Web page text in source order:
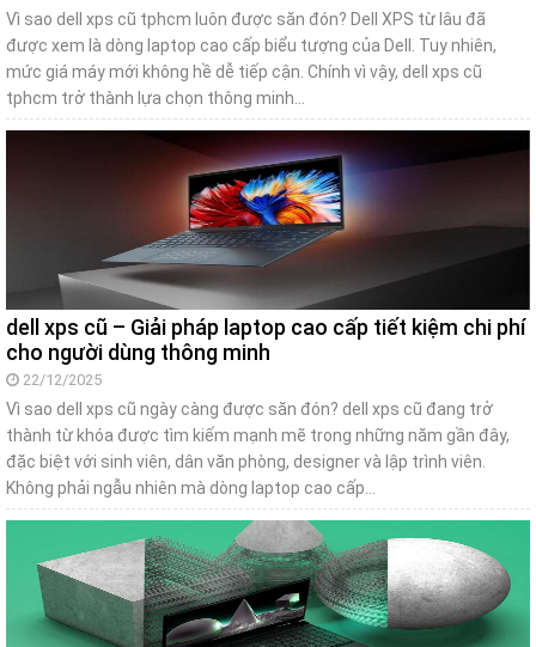
Vì sao dell xps cũ tphcm luôn được săn đón? Dell XPS từ lâu đã
được xem là dòng laptop cao cấp biểu tượng của Dell. Tuy nhiên,
mức giá máy mới không hề dễ tiếp cận. Chính vì vậy, dell xps cũ
tphcm trở thành lựa chọn thông minh…
dell xps cũ – Giải pháp laptop cao cấp tiết kiệm chi phí
cho người dùng thông minh
22/12/2025
Vì sao dell xps cũ ngày càng được săn đón? dell xps cũ đang trở
thành từ khóa được tìm kiếm mạnh mẽ trong những năm gần đây,
đặc biệt với sinh viên, dân văn phòng, designer và lập trình viên.
Không phải ngẫu nhiên mà dòng laptop cao cấp…